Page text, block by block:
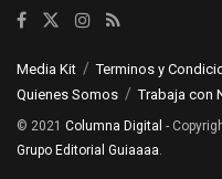
Media Kit Terminos y
Quienes Somos
Trabaja con
© 2021 Columna Digital -
Grupo Editorial Guiaaaa.